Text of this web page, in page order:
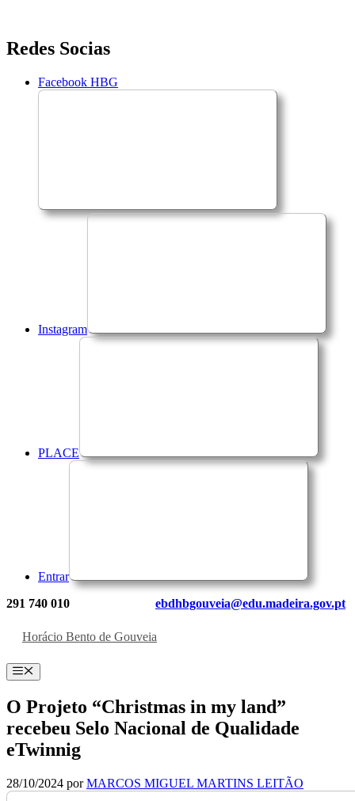
Saltar
para
conteúdo
Redes Socias
Facebook HBG
Instagram
PLACE
Entrar
291 740 010 ebdhbgouveia@edu.madeira.gov.pt
Horácio Bento de Gouveia
Menu
O Projeto “Christmas in my land”
recebeu Selo Nacional de Qualidade
eTwinnig
28/10/2024 porMARCOS MIGUEL MARTINS LEITÃO